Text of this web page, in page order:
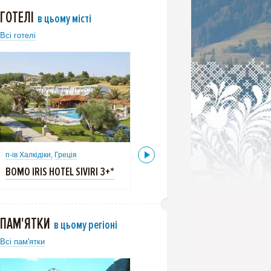
ГОТЕЛІ в цьому місті
Всі готелі
п-ів Халкідіки, Греція
BOMO IRIS HOTEL SIVIRI 3+*
п-ів Халкідіки, Греція
ПАМ'ЯТКИ в цьому регіоні
Всі пам'ятки